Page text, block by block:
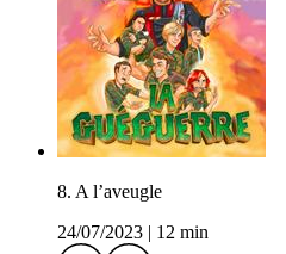
8. A l’aveugle
24/07/2023
12 min